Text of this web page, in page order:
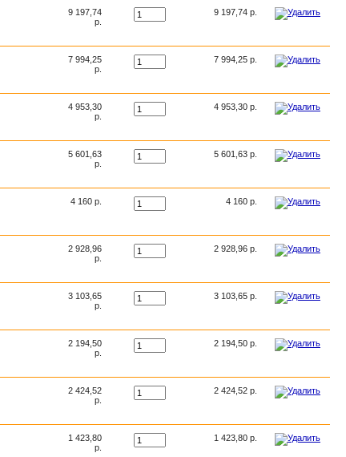
9 197,74
р.
9 197,74 р.
7 994,25
р.
7 994,25 р.
4 953,30
р.
4 953,30 р.
5 601,63
р.
5 601,63 р.
4 160 р. 4 160 р.
2 928,96
р.
2 928,96 р.
3 103,65
р.
3 103,65 р.
2 194,50
р.
2 194,50 р.
2 424,52
р.
2 424,52 р.
1 423,80
р.
1 423,80 р.